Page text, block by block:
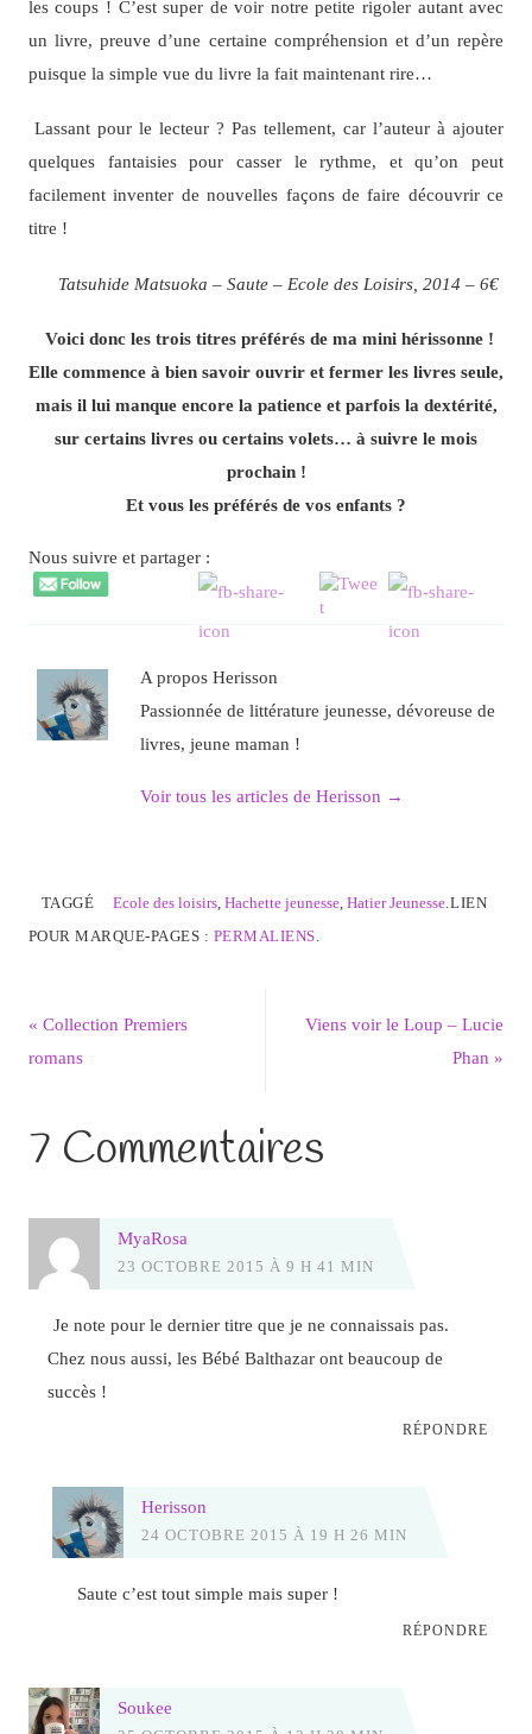
les coups ! C’est super de voir notre petite rigoler autant avec
un livre, preuve d’une certaine compréhension et d’un repère
puisque la simple vue du livre la fait maintenant rire…
Lassant pour le lecteur ? Pas tellement, car l’auteur à ajouter
quelques fantaisies pour casser le rythme, et qu’on peut
facilement inventer de nouvelles façons de faire découvrir ce
titre !
Tatsuhide Matsuoka – Saute – Ecole des Loisirs, 2014 – 6€
Voici donc les trois titres préférés de ma mini hérissonne !
Elle commence à bien savoir ouvrir et fermer les livres seule,
mais il lui manque encore la patience et parfois la dextérité,
sur certains livres ou certains volets… à suivre le mois
prochain !
Et vous les préférés de vos enfants ?
Nous suivre et partager :
A propos Herisson
Passionnée de littérature jeunesse, dévoreuse de
livres, jeune maman !
Voir tous les articles de Herisson →
TAGGÉ Ecole des loisirs,Hachette jeunesse,Hatier Jeunesse.LIEN
POUR MARQUE-PAGES : PERMALIENS.
« Collection Premiers
romans
Viens voir le Loup – Lucie
Phan»
7 Commentaires
MyaRosa
23 OCTOBRE 2015 À 9 H 41 MIN
Je note pour le dernier titre que je ne connaissais pas.
Chez nous aussi, les Bébé Balthazar ont beaucoup de
succès !
RÉPONDRE
Herisson
24 OCTOBRE 2015 À 19 H 26 MIN
Saute c’est tout simple mais super !
RÉPONDRE
Soukee